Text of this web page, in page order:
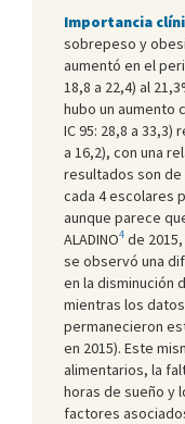
Importancia
sobrepeso y
aumentó en el
18,8 a 22,4) al
hubo un aumento
IC 95: 28,8 a 33,3)
a 16,2), con una
resultados son
cada 4 escolares
aunque parece
ALADINO4 de
se observó una
en la disminución
mientras los
permanecieron
en 2015). Este
alimentarios, la
horas de sueño y
factores